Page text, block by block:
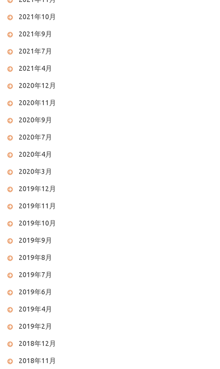
2021年10月
2021年9月
2021年7月
2021年4月
2020年12月
2020年11月
2020年9月
2020年7月
2020年4月
2020年3月
2019年12月
2019年11月
2019年10月
2019年9月
2019年8月
2019年7月
2019年6月
2019年4月
2019年2月
2018年12月
2018年11月